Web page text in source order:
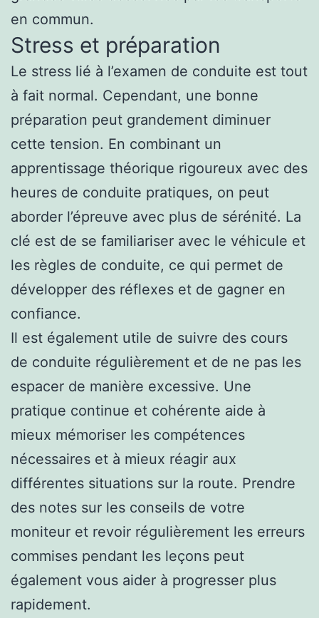
en commun.
Stress et préparation
Le stress lié à l’examen de conduite est tout
à fait normal. Cependant, une bonne
préparation peut grandement diminuer
cette tension. En combinant un
apprentissage théorique rigoureux avec des
heures de conduite pratiques, on peut
aborder l’épreuve avec plus de sérénité. La
clé est de se familiariser avec le véhicule et
les règles de conduite, ce qui permet de
développer des réflexes et de gagner en
confiance.
Il est également utile de suivre des cours
de conduite régulièrement et de ne pas les
espacer de manière excessive. Une
pratique continue et cohérente aide à
mieux mémoriser les compétences
nécessaires et à mieux réagir aux
différentes situations sur la route. Prendre
des notes sur les conseils de votre
moniteur et revoir régulièrement les erreurs
commises pendant les leçons peut
également vous aider à progresser plus
rapidement.